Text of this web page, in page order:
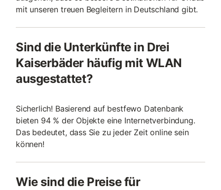
mit unseren treuen Begleitern in Deutschland gibt.
Sind die Unterkünfte in Drei
Kaiserbäder häufig mit WLAN
ausgestattet?
Sicherlich! Basierend auf bestfewo Datenbank
bieten 94 % der Objekte eine Internetverbindung.
Das bedeutet, dass Sie zu jeder Zeit online sein
können!
Wie sind die Preise für